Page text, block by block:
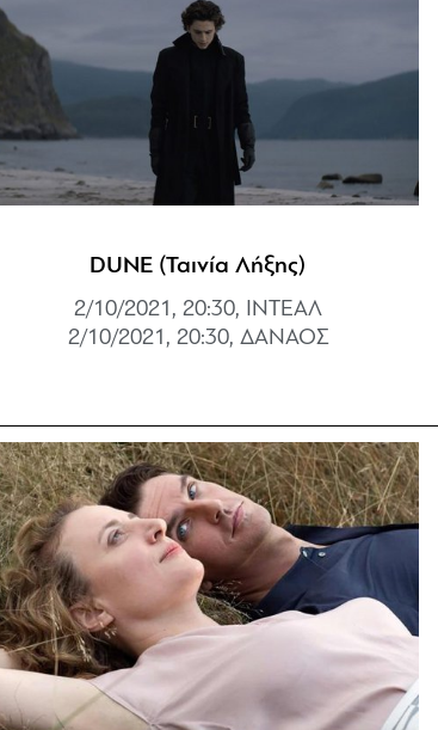
DUNE (Ταινία Λήξης)
2/10/2021, 20:30, ΙΝΤΕΑΛ
2/10/2021, 20:30, ΔΑΝΑΟΣ